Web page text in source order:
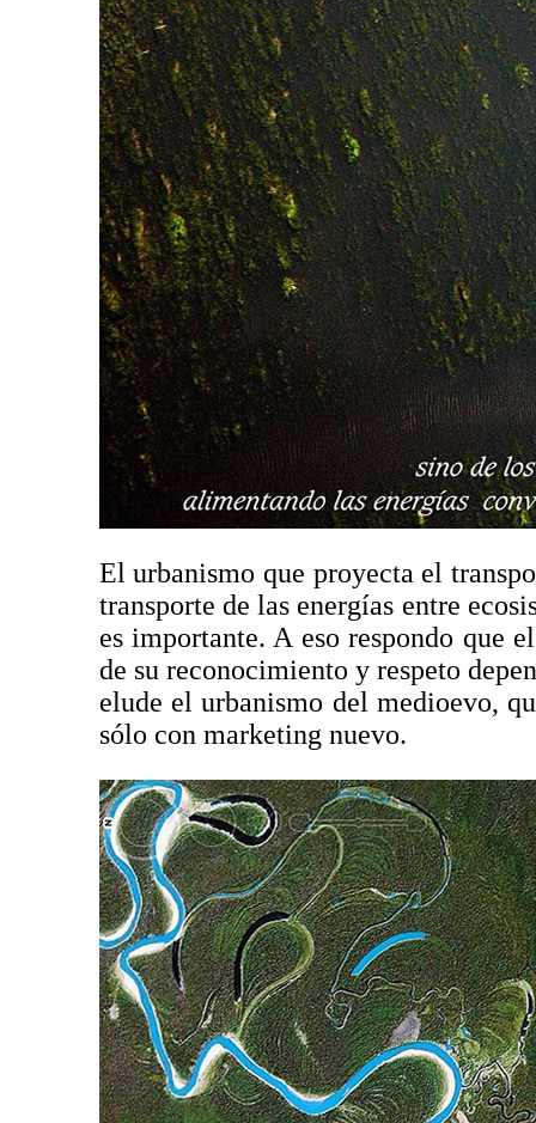
El urbanismo que proyecta el
transporte de las energías entre
es importante. A eso respondo que
de su reconocimiento y respeto
elude el urbanismo del medioevo,
sólo con marketing nuevo.